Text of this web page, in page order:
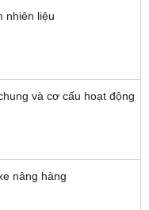
nhiên liệu
và cơ cấu hoạt động
nâng hàng